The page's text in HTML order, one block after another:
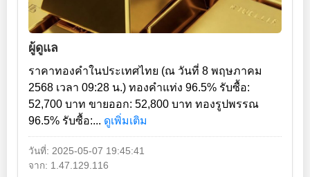
ผู้ดูแล
ราคาทองคำในประเทศไทย (ณ วันที่ 8 พฤษภาคม
2568 เวลา 09:28 น.) ทองคำแท่ง 96.5% รับซื้อ:
52,700 บาท ขายออก: 52,800 บาท ทองรูปพรรณ
96.5% รับซื้อ:... ดูเพิ่มเติม
วันที่: 2025-05-07 19:45:41
จาก: 1.47.129.116